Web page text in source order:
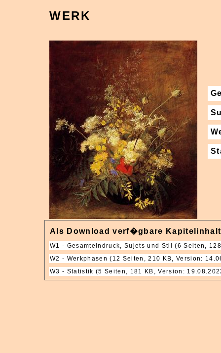
WERK
Als Download verf�gbare
W1 - Gesamteindruck, Sujets und Stil
(6 Seiten,
W2 - Werkphasen (12 Seiten, 210 KB, Version:
W3 - Statistik (5 Seiten, 181 KB, Version: